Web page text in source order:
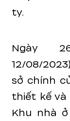
ty.
Ngày
12/08/
sở chính
thiết kế và
Khu nhà